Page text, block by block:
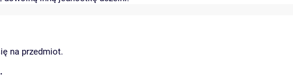
na przedmiot.